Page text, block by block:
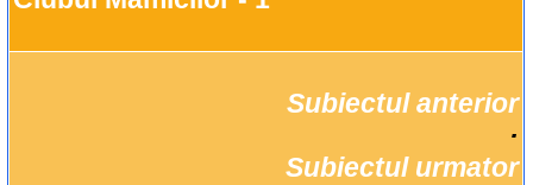
Subiectul anterior
Subiectul urmator